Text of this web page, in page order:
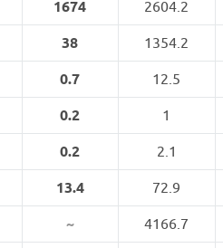
1674 2604.2
38 1354.2
0.7 12.5
0.2 1
0.2 2.1
13.4 72.9
~ 4166.7